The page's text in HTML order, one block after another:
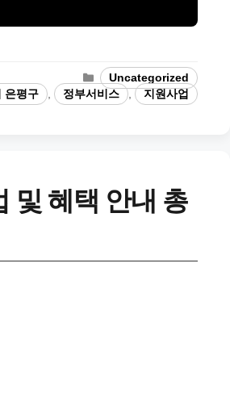
카
테
고
Uncategorized
은평구 정부서비스 지원사업
및 혜택 안내 총